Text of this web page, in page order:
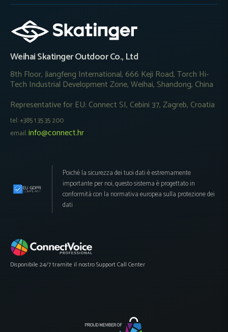
Weihai Skatinger Outdoor Co., Ltd
8th Floor, Jiangfeng International, 666 Keji Road, Torch Hi-
Tech Industrial Development Zone, Weihai, Shandong, China
Representative for EU: Connect SI, Cebini 37, Zagreb, Croatia
tel: +385 1 35 35 200
email:info@connect.hr
Poiché la sicurezza dei tuoi dati è estremamente
importante per noi, questo sistema è progettato in
conformità con la normativa europea sulla protezione dei
dati
Disponibile 24/7 tramite il nostro Support Call Center